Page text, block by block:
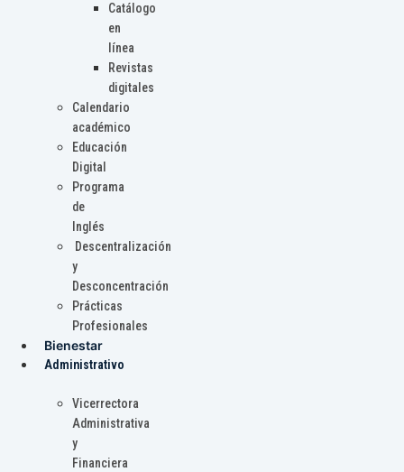
Catálogo
en
línea
Revistas
digitales
Calendario
académico
Educación
Digital
Programa
de
Inglés
Descentralización
y
Desconcentración
Prácticas
Profesionales
Bienestar
Administrativo
Vicerrectora
Administrativa
y
Financiera